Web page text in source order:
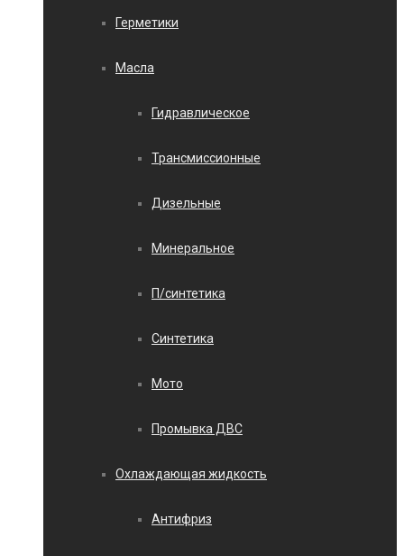
Герметики
Масла
Гидравлическое
Трансмиссионные
Дизельные
Минеральное
П/синтетика
Синтетика
Мото
Промывка ДВС
Охлаждающая жидкость
Антифриз